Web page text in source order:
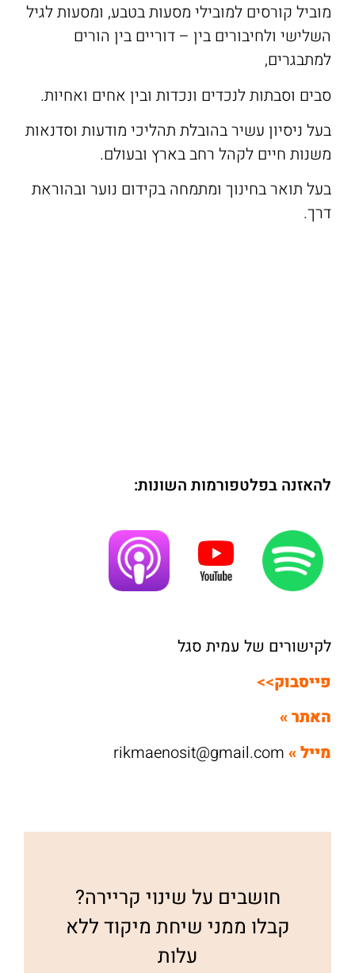
מוביל קורסים למובילי מסעות בטבע, ומסעות לגיל
השלישי ולחיבורים בין – דוריים בין הורים
למתבגרים,
סבים וסבתות לנכדים ונכדות ובין אחים ואחיות.
בעל ניסיון עשיר בהובלת תהליכי מודעות וסדנאות
משנות חיים לקהל רחב בארץ ובעולם.
בעל תואר בחינוך ומתמחה בקידום נוער ובהוראת
דרך.
להאזנה בפלטפורמות השונות:
לקישורים של עמית סגל
פייסבוק>>
האתר »
מייל»
rikmaenosit@gmail.com
חושבים על שינוי קריירה?
קבלו ממני שיחת מיקוד ללא
עלות